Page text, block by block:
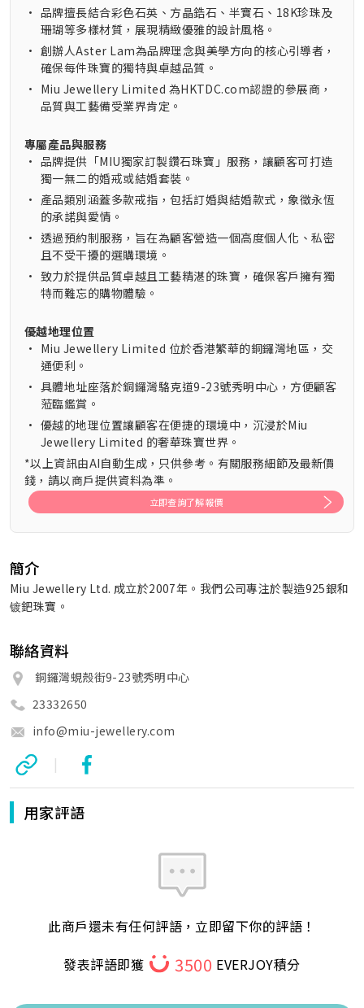
• 品牌擅長結合彩色石英、方晶鋯石、半寶石、18K珍珠及
珊瑚等多樣材質，展現精緻優雅的設計風格。
• 創辦人Aster Lam為品牌理念與美學方向的核心引導者，
確保每件珠寶的獨特與卓越品質。
• Miu Jewellery Limited 為HKTDC.com認證的參展商，
品質與工藝備受業界肯定。
專屬產品與服務
• 品牌提供「MIU獨家訂製鑽石珠寶」服務，讓顧客可打造
獨一無二的婚戒或結婚套裝。
• 產品類別涵蓋多款戒指，包括訂婚與結婚款式，象徵永恆
的承諾與愛情。
• 透過預約制服務，旨在為顧客營造一個高度個人化、私密
且不受干擾的選購環境。
• 致力於提供品質卓越且工藝精湛的珠寶，確保客戶擁有獨
特而難忘的購物體驗。
優越地理位置
• Miu Jewellery Limited 位於香港繁華的銅鑼灣地區，交
通便利。
• 具體地址座落於銅鑼灣駱克道9-23號秀明中心，方便顧客
蒞臨鑑賞。
• 優越的地理位置讓顧客在便捷的環境中，沉浸於Miu
Jewellery Limited 的奢華珠寶世界。
*以上資訊由AI自動生成，只供參考。有關服務細節及最新價
錢，請以商戶提供資料為準。
立即查詢了解報價
簡介
Miu Jewellery Ltd. 成立於2007年。我們公司專注於製造925銀和
镀鈀珠寶。
聯絡資料
銅鑼灣蜆殼街9-23號秀明中心
23332650
info@miu-jewellery.com
|
用家評語
此商戶還未有任何評語，立即留下你的評語！
發表評語即獲
3500 EVERJOY積分